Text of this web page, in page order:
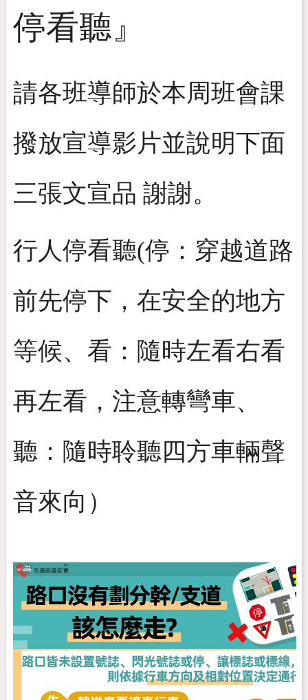
停看聽』
請各班導師於本周班會課
撥放宣導影片並說明下面
三張文宣品 謝謝。
行人停看聽(停：穿越道路
前先停下，在安全的地方
等候、看：隨時左看右看
再左看，注意轉彎車、
聽：隨時聆聽四方車輛聲
音來向）